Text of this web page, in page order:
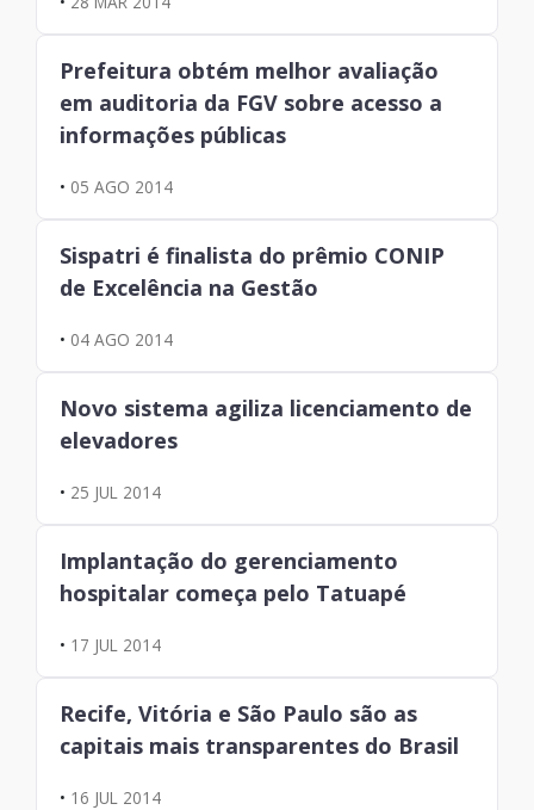
Prefeitura obtém melhor avaliação
em auditoria da FGV sobre acesso a
informações públicas
• 05 AGO 2014
Sispatri é finalista do prêmio CONIP
de Excelência na Gestão
• 04 AGO 2014
Novo sistema agiliza licenciamento de
elevadores
• 25 JUL 2014
Implantação do gerenciamento
hospitalar começa pelo Tatuapé
• 17 JUL 2014
Recife, Vitória e São Paulo são as
capitais mais transparentes do Brasil
• 16 JUL 2014